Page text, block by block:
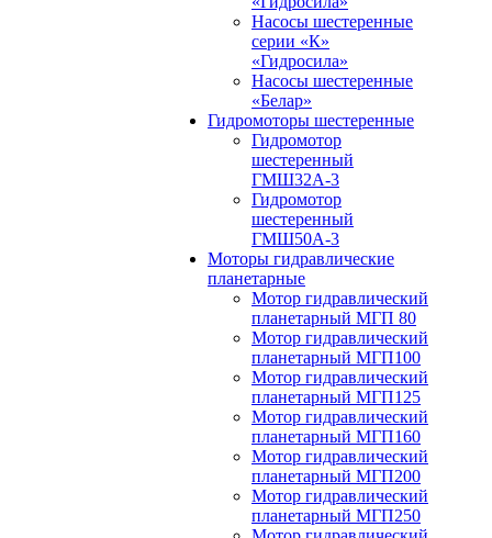
Насосы шестеренные
серии «К»
«Гидросила»
Насосы шестеренные
«Белар»
Гидромоторы шестеренные
Гидромотор
шестеренный
ГМШ32A-3
Гидромотор
шестеренный
ГМШ50А-3
Моторы гидравлические
планетарные
Мотор гидравлический
планетарный МГП 80
Мотор гидравлический
планетарный МГП100
Мотор гидравлический
планетарный МГП125
Мотор гидравлический
планетарный МГП160
Мотор гидравлический
планетарный МГП200
Мотор гидравлический
планетарный МГП250